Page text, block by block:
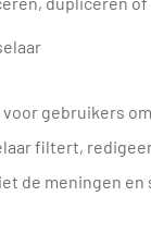
gebruikers
filtert,
de meningen